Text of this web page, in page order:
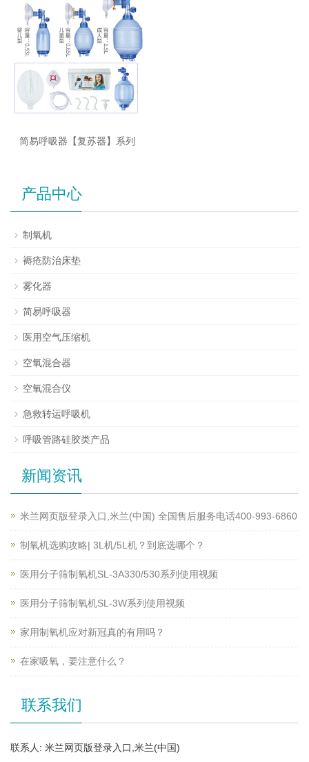
简易呼吸器【复苏器】系列
产品中心
制氧机
褥疮防治床垫
雾化器
简易呼吸器
医用空气压缩机
空氧混合器
空氧混合仪
急救转运呼吸机
呼吸管路硅胶类产品
新闻资讯
米兰网页版登录入口,米兰(中国) 全国售后服务电话400-993-6860
制氧机选购攻略| 3L机/5L机？到底选哪个？
医用分子筛制氧机SL-3A330/530系列使用视频
医用分子筛制氧机SL-3W系列使用视频
家用制氧机应对新冠真的有用吗？
在家吸氧，要注意什么？
联系我们
联系人: 米兰网页版登录入口,米兰(中国)